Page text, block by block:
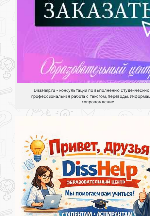
DissHelp.ru - консультации по выполнению студенческих
профессиональная работа с текстом, переводы.
сопровождение